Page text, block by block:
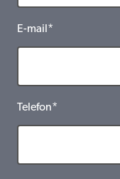
E-mail*
Telefon*